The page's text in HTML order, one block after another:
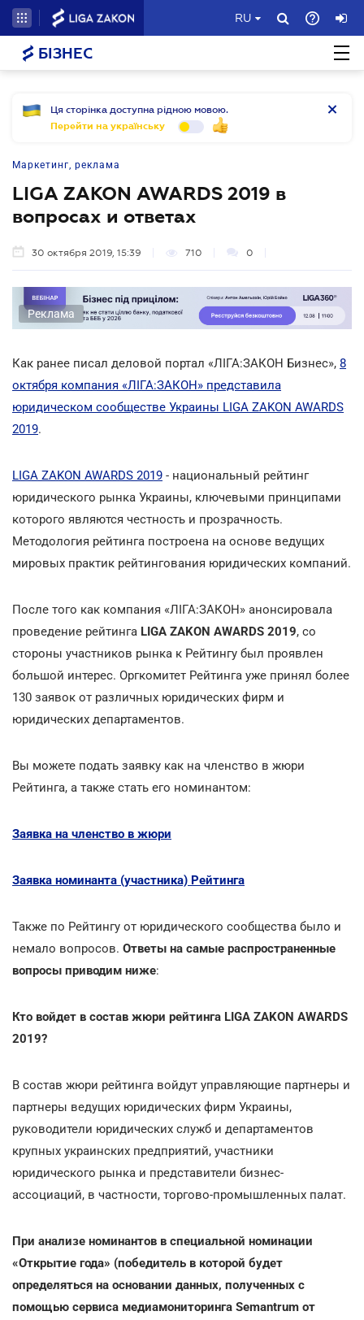
RU
БІЗНЕС
Ця сторінка доступна рідною мовою.
Перейти на українську
Маркетинг, реклама
LIGA ZAKON AWARDS 2019 в
вопросах и ответах
30 октября 2019, 15:39 710 0
Реклама
Как ранее писал деловой портал «ЛІГА:ЗАКОН Бизнес», 8
октября компания «ЛІГА:ЗАКОН» представила
юридическом сообществе Украины LIGA ZAKON AWARDS
2019.
LIGA ZAKON AWARDS 2019 - национальный рейтинг
юридического рынка Украины, ключевыми принципами
которого являются честность и прозрачность.
Методология рейтинга построена на основе ведущих
мировых практик рейтингования юридических компаний.
После того как компания «ЛІГА:ЗАКОН» анонсировала
проведение рейтинга LIGA ZAKON AWARDS 2019, со
стороны участников рынка к Рейтингу был проявлен
большой интерес. Оргкомитет Рейтинга уже принял более
130 заявок от различных юридических фирм и
юридических департаментов.
Вы можете подать заявку как на членство в жюри
Рейтинга, а также стать его номинантом:
Заявка на членство в жюри
Заявка номинанта (участника) Рейтинга
Также по Рейтингу от юридического сообщества было и
немало вопросов. Ответы на самые распространенные
вопросы приводим ниже:
Кто войдет в состав жюри рейтинга LIGA ZAKON AWARDS
2019?
В состав жюри рейтинга войдут управляющие партнеры и
партнеры ведущих юридических фирм Украины,
руководители юридических служб и департаментов
крупных украинских предприятий, участники
юридического рынка и представители бизнес-
ассоциаций, в частности, торгово-промышленных палат.
При анализе номинантов в специальной номинации
«Открытие года» (победитель в которой будет
определяться на основании данных, полученных с
помощью сервиса медиамониторинга Semantrum от